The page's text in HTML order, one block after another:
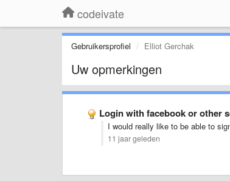
codeivate
Gebruikersprofiel Elliot Gerchak
Uw opmerkingen
Login with facebook or other
I would really like to be able to
11 jaar geleden